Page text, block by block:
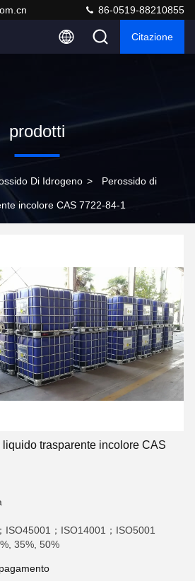
86-0519-88210855
Citazione
prodotti
Di Idrogeno > Perossido di
incolore CAS 7722-84-1
trasparente incolore CAS
ISO45001；ISO14001；ISO5001
35%, 50%